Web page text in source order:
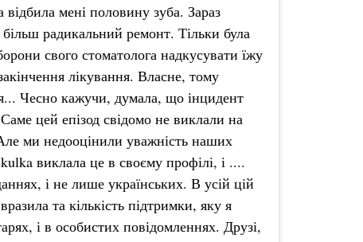
відбила мені половину зуба. Зараз
радикальний ремонт. Тільки була
свого стоматолога надкусувати їжу
лікування. Власне, тому
Чесно кажучи, думала, що інцидент
цей епізод свідомо не виклали на
ми недооцінили уважність наших
виклала це в своєму профілі, і ....
і не лише українських. В усій цій
та кількість підтримки, яку я
і в особистих повідомленнях. Друзі,